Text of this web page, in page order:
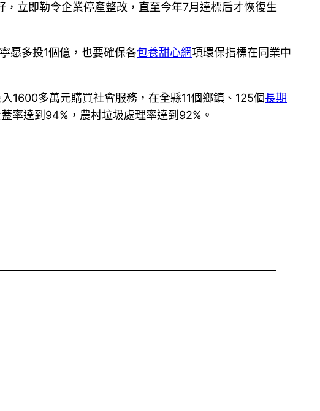
立即勒令企業停產整改，直至今年7月達標后才恢復生
愿多投1個億，也要確保各包養甜心網項環保指標在同業中
1600多萬元購買社會服務，在全縣11個鄉鎮、125個長期
率達到94%，農村垃圾處理率達到92%。